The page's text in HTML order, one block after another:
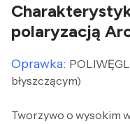
polaryzacją
Oprawka:
błyszczącym)
Tworzywo o wysokim